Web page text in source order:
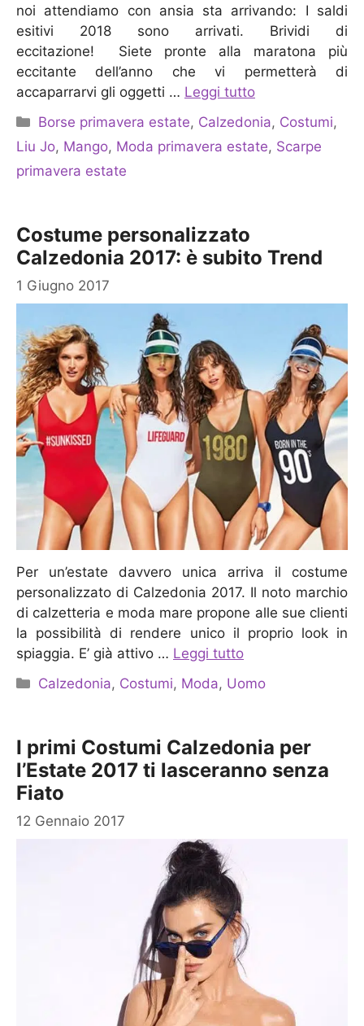
noi attendiamo con ansia sta arrivando: I saldi
esitivi 2018 sono arrivati. Brividi di
eccitazione! Siete pronte alla maratona più
eccitante dell’anno che vi permetterà di
accaparrarvi gli oggetti … Leggi tutto
Categorie
Borse primavera estate, Calzedonia, Costumi,
Liu Jo, Mango, Moda primavera estate, Scarpe
primavera estate
Costume personalizzato
Calzedonia 2017: è subito Trend
1 Giugno 2017
Per un’estate davvero unica arriva il costume
personalizzato di Calzedonia 2017. Il noto marchio
di calzetteria e moda mare propone alle sue clienti
la possibilità di rendere unico il proprio look in
spiaggia. E’ già attivo … Leggi tutto
Categorie
Calzedonia, Costumi, Moda, Uomo
I primi Costumi Calzedonia per
l’Estate 2017 ti lasceranno senza
Fiato
12 Gennaio 2017